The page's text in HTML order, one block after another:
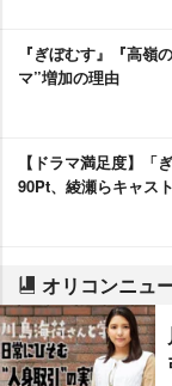
『ぎぼむす』『高嶺
マ”増加の理由
【ドラマ満足度】「
90Pt、綾瀬らキャス
オリコンニュ